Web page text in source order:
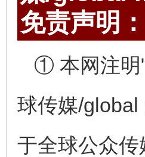
免责声明：
① 本网注明
球传媒/
于全球公众